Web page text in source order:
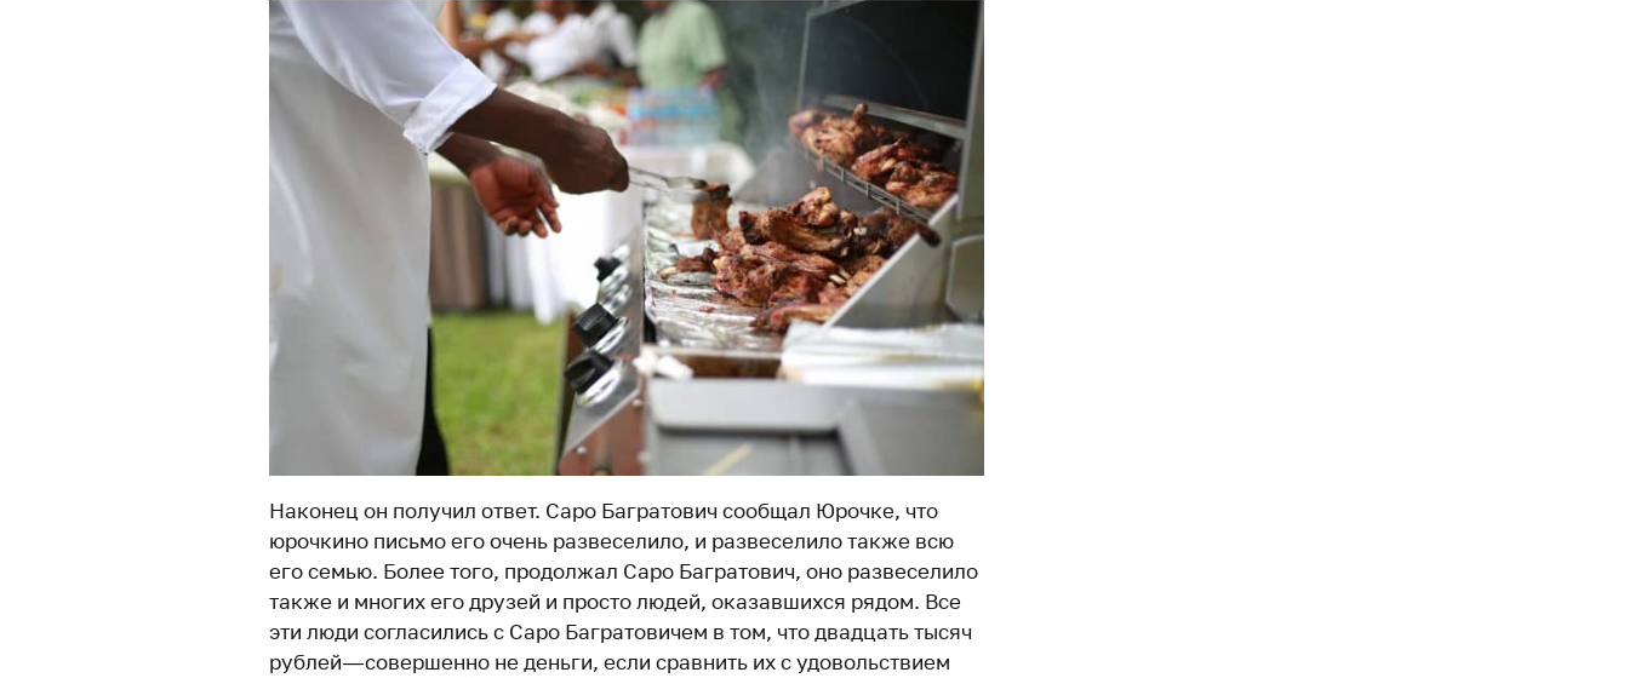
Наконец он получил ответ. Саро Багратович сообщал Юрочке, что
юрочкино письмо его очень развеселило, и развеселило также всю
его семью. Более того, продолжал Саро Багратович, оно развеселило
также и многих его друзей и просто людей, оказавшихся рядом. Все
эти люди согласились с Саро Багратовичем в том, что двадцать тысяч
рублей — совершенно не деньги, если сравнить их с удовольствием